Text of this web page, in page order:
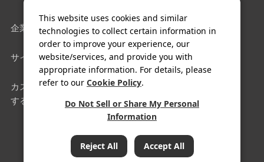
企業情報 採用情報
サイトマップ 利用規約
カスタマーハラスメントに対
する基本方針
クッキー設定
COPYRIGHT© FUJIYA HOTEL Co.,Ltd. All Rights Reserved.
This website uses cookies and similar
technologies to collect certain information in
order to improve your experience, our
website/services, and provide you with
appropriate information. For details, please
refer to our Cookie Policy.
Do Not Sell or Share My Personal
Information
Reject All Accept All